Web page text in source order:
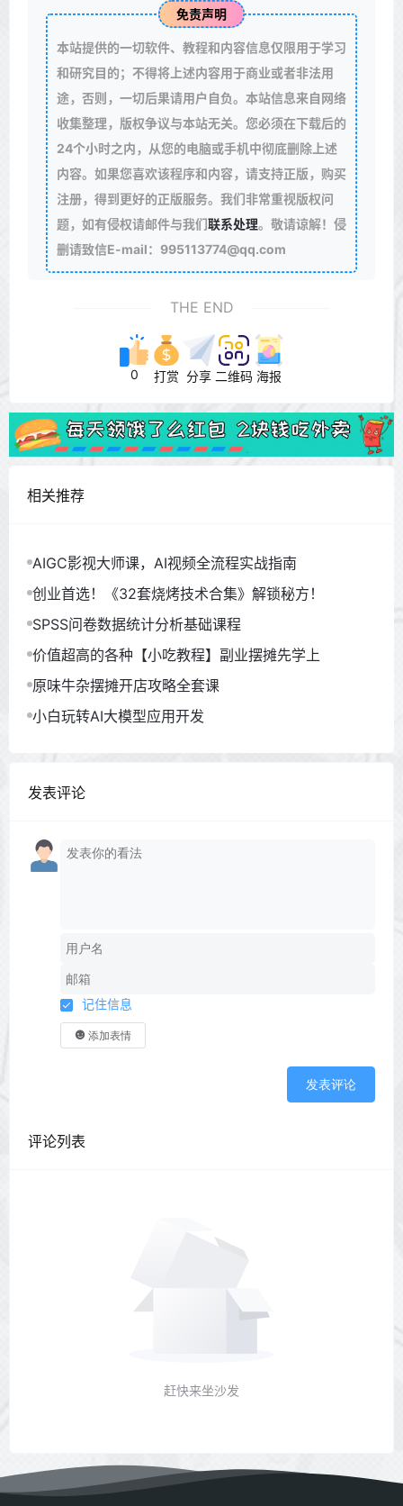
免责声明
本站提供的一切软件、教程和内容信息仅限用于学习
和研究目的；不得将上述内容用于商业或者非法用
途，否则，一切后果请用户自负。本站信息来自网络
收集整理，版权争议与本站无关。您必须在下载后的
24个小时之内，从您的电脑或手机中彻底删除上述
内容。如果您喜欢该程序和内容，请支持正版，购买
注册，得到更好的正版服务。我们非常重视版权问
题，如有侵权请邮件与我们联系处理。敬请谅解！侵
删请致信E-mail：995113774@qq.com
THE END
0 打赏 分享 二维码 海报
相关推荐
AIGC影视大师课，AI视频全流程实战指南
创业首选！《32套烧烤技术合集》解锁秘方！
SPSS问卷数据统计分析基础课程
价值超高的各种【小吃教程】副业摆摊先学上
原味牛杂摆摊开店攻略全套课
小白玩转AI大模型应用开发
发表评论
记住信息
添加表情
发表评论
评论列表
赶快来坐沙发